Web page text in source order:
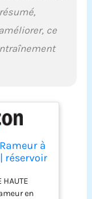
ce
à
réservoir
en
en